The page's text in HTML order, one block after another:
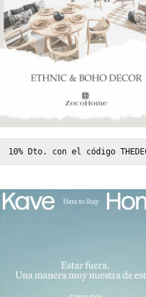
10% Dto. con el código